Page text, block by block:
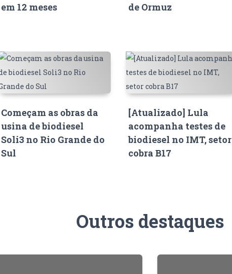
em 12 meses
de Ormuz
Começam as obras da
usina de biodiesel
Soli3 no Rio Grande do
Sul
[Atualizado] Lula
acompanha testes de
biodiesel no IMT, setor
cobra B17
Outros destaques